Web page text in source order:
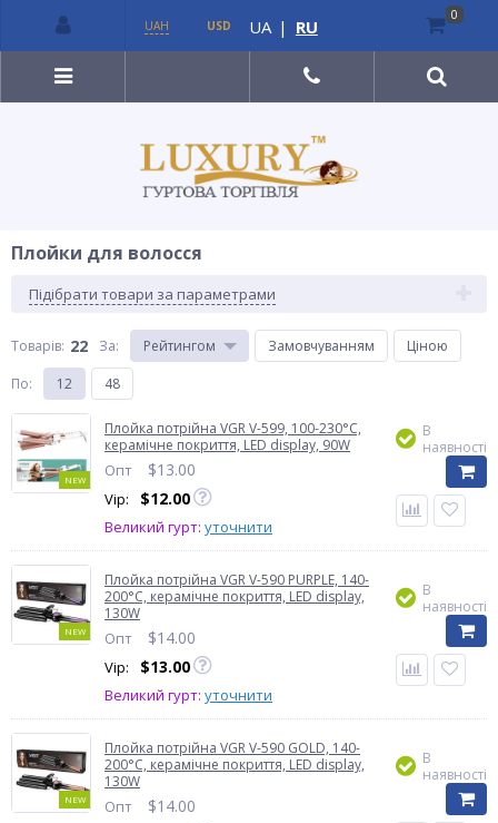
Плойки для волосся
Підібрати товари за параметрами
Товарів: 22 За: Рейтингом Замовчуванням
Ціною
По: 12 48
NEW
Плойка потрійна VGR V-599, 100-230°C,
керамічне покриття, LED display, 90W
Опт $13.00
Vip: $12.00
Великий гурт: уточнити
В
наявності
NEW
Плойка потрійна VGR V-590 PURPLE, 140-
200°C, керамічне покриття, LED display,
130W
Опт $14.00
Vip: $13.00
Великий гурт: уточнити
В
наявності
NEW
Плойка потрійна VGR V-590 GOLD, 140-
200°C, керамічне покриття, LED display,
130W
Опт $14.00
В
наявності
UAH USD UA | RU
0